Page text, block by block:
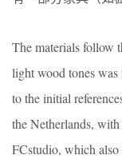
The materials follow
light wood tones
to the initial
the Netherlands,
FCstudio, which also